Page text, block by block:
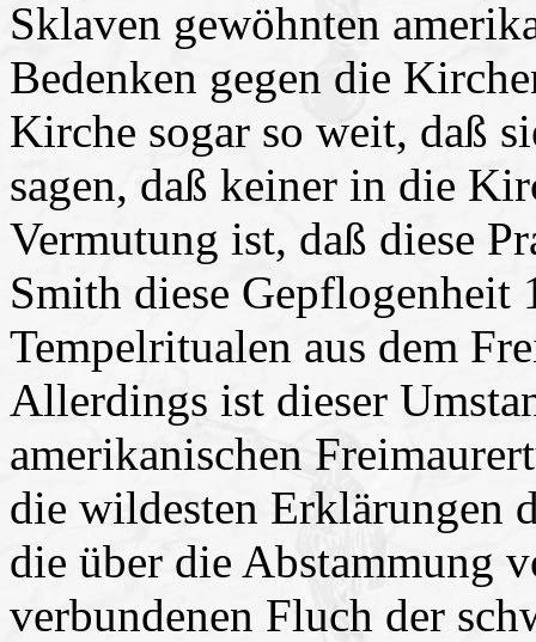
Sklaven gewöhnten
Bedenken gegen die
Kirche sogar so weit, daß
sagen, daß keiner in die
Vermutung ist, daß diese
Smith diese Gepflogenheit
Tempelritualen aus dem
Allerdings ist dieser
amerikanischen
die wildesten Erklärungen
die über die Abstammung
verbundenen Fluch der